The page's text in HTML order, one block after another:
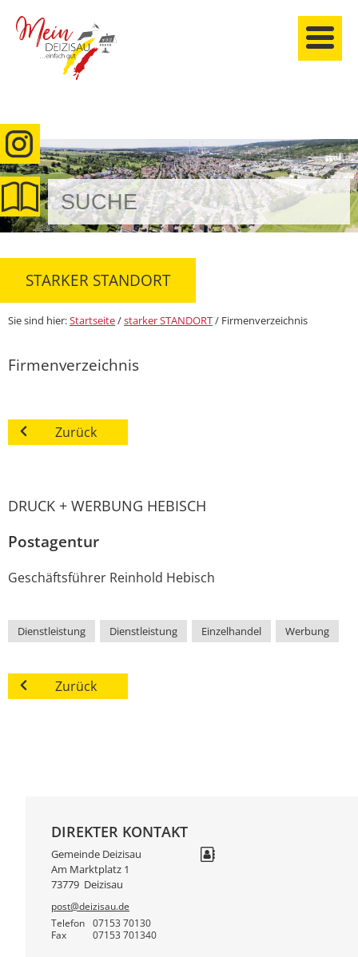
anmelden
STARKER STANDORT
Sie sind hier:Startseite/starker STANDORT/ Firmenverzeichnis
Firmenverzeichnis
Zurück
DRUCK + WERBUNG HEBISCH
Postagentur
Geschäftsführer Reinhold Hebisch
Dienstleistung Dienstleistung Einzelhandel Werbung
Zurück
DIREKTER KONTAKT
Gemeinde Deizisau
Am Marktplatz 1
73779 Deizisau
post@deizisau.de
Telefon
07153 70130
Fax 07153 701340